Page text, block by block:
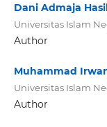
Dani Admaja
Universitas Islam
Author
Muhammad
Universitas Islam
Author